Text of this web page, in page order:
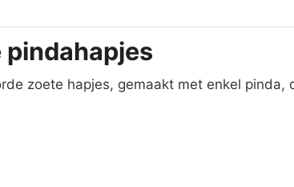
pindahapjes
zoete hapjes, gemaakt met enkel pinda,